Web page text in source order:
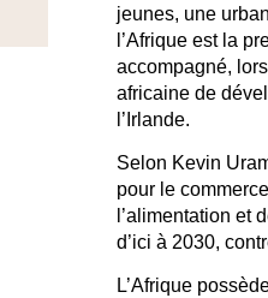
jeunes, une
l’Afrique est la
accompagné,
africaine de
l’Irlande.
Selon Kevin
pour le
l’alimentation et
d’ici à 2030,
L’Afrique